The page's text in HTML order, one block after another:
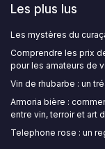
Les plus lus
Les mystères du
Comprendre les prix
pour les amateurs de
Vin de rhubarbe : un
Armoria bière :
entre vin, terroir et art
Telephone rose : un